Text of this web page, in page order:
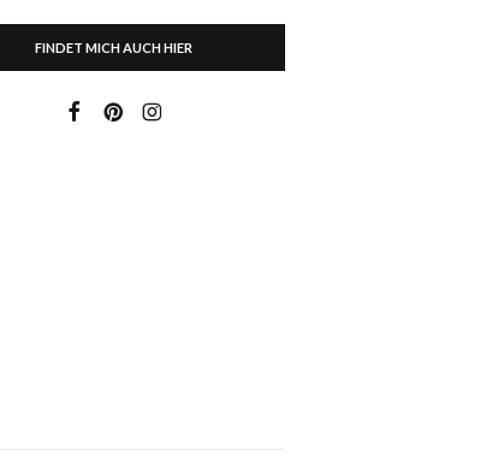
FINDET MICH AUCH HIER